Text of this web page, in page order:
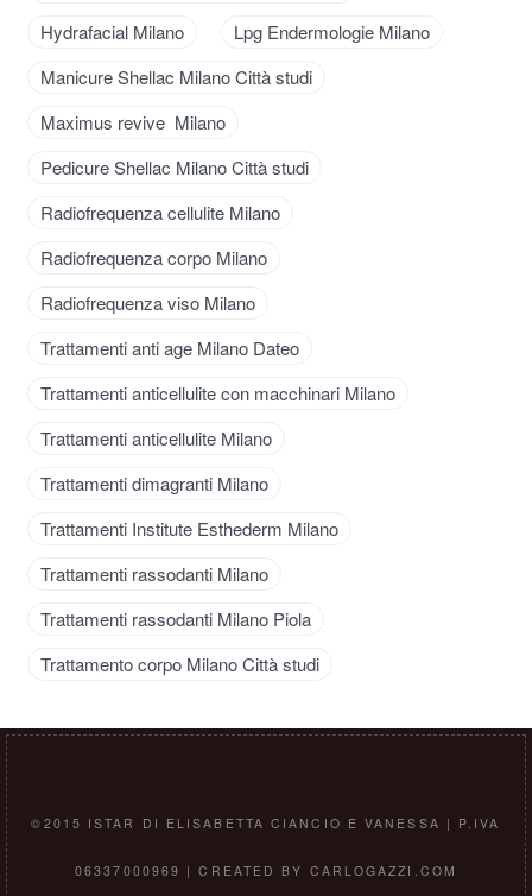
Hydrafacial Milano
Lpg Endermologie Milano
Manicure Shellac Milano Città studi
Maximus revive Milano
Pedicure Shellac Milano Città studi
Radiofrequenza cellulite Milano
Radiofrequenza corpo Milano
Radiofrequenza viso Milano
Trattamenti anti age Milano Dateo
Trattamenti anticellulite con macchinari Milano
Trattamenti anticellulite Milano
Trattamenti dimagranti Milano
Trattamenti Institute Esthederm Milano
Trattamenti rassodanti Milano
Trattamenti rassodanti Milano Piola
Trattamento corpo Milano Città studi
©2015 ISTAR DI ELISABETTA CIANCIO E VANESSA | P.IVA
06337000969 | CREATED BY CARLOGAZZI.COM